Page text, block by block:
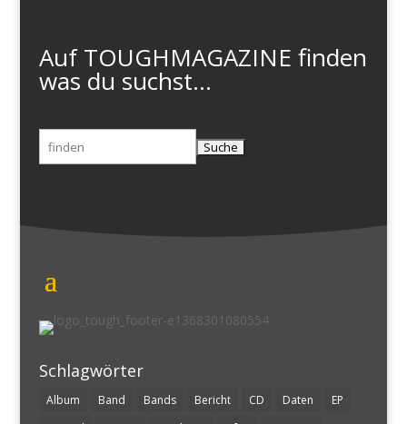
Auf TOUGHMAGAZINE finden
was du suchst...
Suchen
nach:
Schlagwörter
Album Band Bands Bericht CD Daten
EP